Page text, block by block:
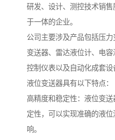
研发、设计、测控技术销
于一体的企业。
公司主要涉及产品包括压
变送器、雷达液位计、电
控制仪表以及自动化成套设
液位变送器具有以下特点：
高精度和稳定性：液位变
定性，可以实现准确的液
响。